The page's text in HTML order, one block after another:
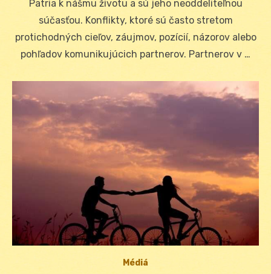
Patria k nášmu životu a sú jeho neoddeliteľnou
súčasťou. Konflikty, ktoré sú často stretom
protichodných cieľov, záujmov, pozícií, názorov alebo
pohľadov komunikujúcich partnerov. Partnerov v …
Médiá